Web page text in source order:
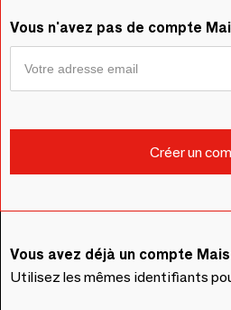
Vous n'avez pas de compte
Vous avez déjà un compte
Utilisez les mêmes identifiants